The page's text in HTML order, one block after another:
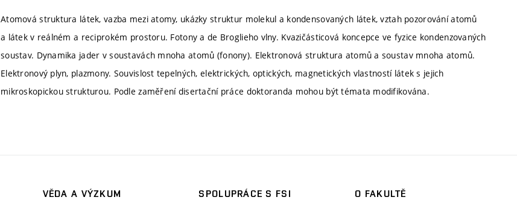
Atomová struktura látek, vazba mezi atomy, ukázky struktur molekul a kondensovaných látek, vztah pozorování atomů
a látek v reálném a reciprokém prostoru. Fotony a de Broglieho vlny. Kvazičásticová koncepce ve fyzice kondenzovaných
soustav. Dynamika jader v soustavách mnoha atomů (fonony). Elektronová struktura atomů a soustav mnoha atomů.
Elektronový plyn, plazmony. Souvislost tepelných, elektrických, optických, magnetických vlastností látek s jejich
mikroskopickou strukturou. Podle zaměření disertační práce doktoranda mohou být témata modifikována.
VĚDA A VÝZKUM
SPOLUPRÁCE S FSI
O FAKULTĚ